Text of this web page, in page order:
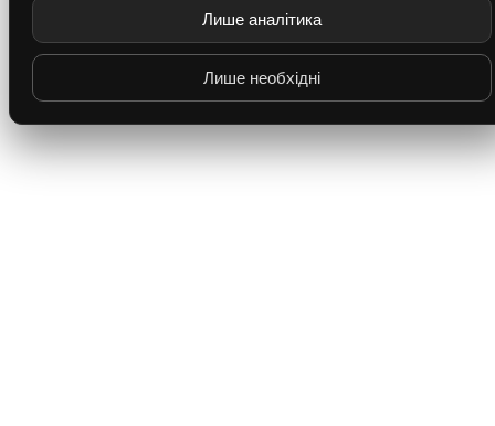
Лише аналітика
Лише необхідні